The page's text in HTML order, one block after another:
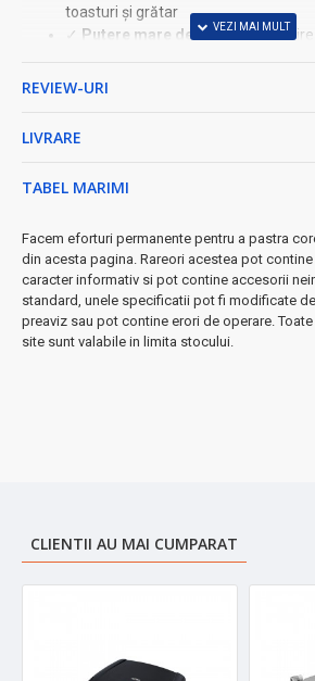
toasturi și grătar
✓ Putere mare de 2000W-
reglabilă
✓
✓Design practic
★ Specificații tehnice premium:
• Dimensiune plăci: 290 × 230 mm -
de gătit
• Material capac: Oțel inoxidabil
a căldurii, iar sistemul digital îți oferă
REVIEW-URI
LIVRARE
TABEL MARIMI
Facem eforturi permanente pentru a pastra
din acesta pagina. Rareori acestea pot
caracter informativ si pot contine accesorii
standard, unele specificatii pot fi modificate
preaviz sau pot contine erori de operare.
site sunt valabile in limita stocului.
CLIENTII AU MAI CUMPARAT